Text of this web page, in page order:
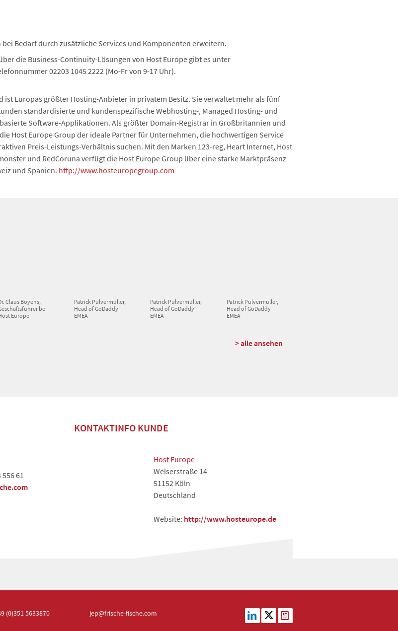
Bedarf durch zusätzliche Services und Komponenten erweitern.
die Business-Continuity-Lösungen von Host Europe gibt es unter
02203 1045 2222 (Mo-Fr von 9-17 Uhr).
ist Europas größter Hosting-Anbieter in privatem Besitz. Sie verwaltet mehr als fünf
standardisierte und kundenspezifische Webhosting-, Managed Hosting- und
Software-Applikationen. Als größter Domain-Registrar in Großbritannien und
Host Europe Group der ideale Partner für Unternehmen, die hochwertigen Service
Preis-Leistungs-Verhältnis suchen. Mit den Marken 123-reg, Heart Internet, Host
und RedCoruna verfügt die Host Europe Group über eine starke Marktpräsenz
und Spanien. http://www.hosteuropegroup.com
Claus Boyens,
bei
Europe
Patrick Pulvermüller,
Head of GoDaddy
EMEA
Patrick Pulvermüller,
Head of GoDaddy
EMEA
Patrick Pulvermüller,
Head of GoDaddy
EMEA
> alle ansehen
61
KONTAKTINFO KUNDE
Host Europe
Welserstraße 14
51152 Köln
Deutschland
Website: http://www.hosteurope.de
(0)3515633870 jep@frische-fische.com